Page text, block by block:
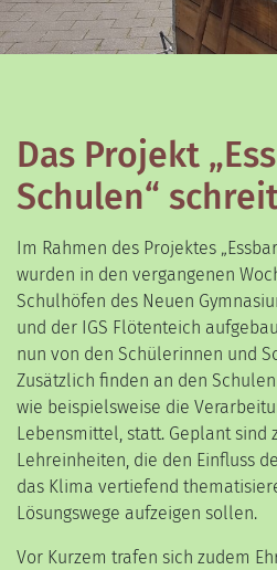
Das Projekt
Schulen“
Im Rahmen des Projektes
wurden in den vergangenen
Schulhöfen des Neuen
und der IGS Flötenteich
nun von den Schülerinnen und
Zusätzlich finden an den
wie beispielsweise die
Lebensmittel, statt. Geplant sind
Lehreinheiten, die den Einfluss
das Klima vertiefend
Lösungswege aufzeigen sollen.
Vor Kurzem trafen sich zudem